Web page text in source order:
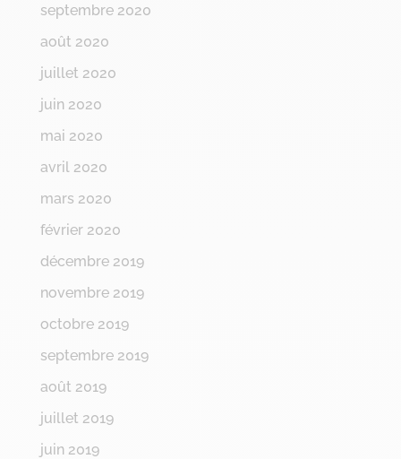
septembre 2020
août 2020
juillet 2020
juin 2020
mai 2020
avril 2020
mars 2020
février 2020
décembre 2019
novembre 2019
octobre 2019
septembre 2019
août 2019
juillet 2019
juin 2019